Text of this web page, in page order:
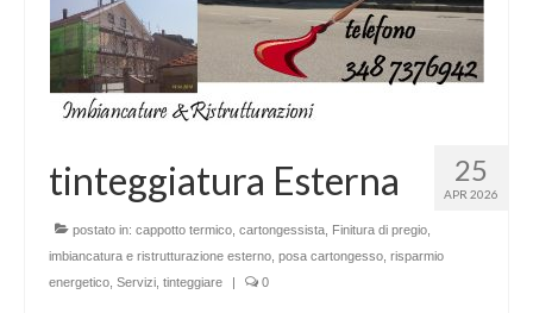
25
APR 2026
tinteggiatura Esterna
postato in: cappotto termico, cartongessista, Finitura di pregio,
imbiancatura e ristrutturazione esterno, posa cartongesso, risparmio
energetico, Servizi, tinteggiare 0